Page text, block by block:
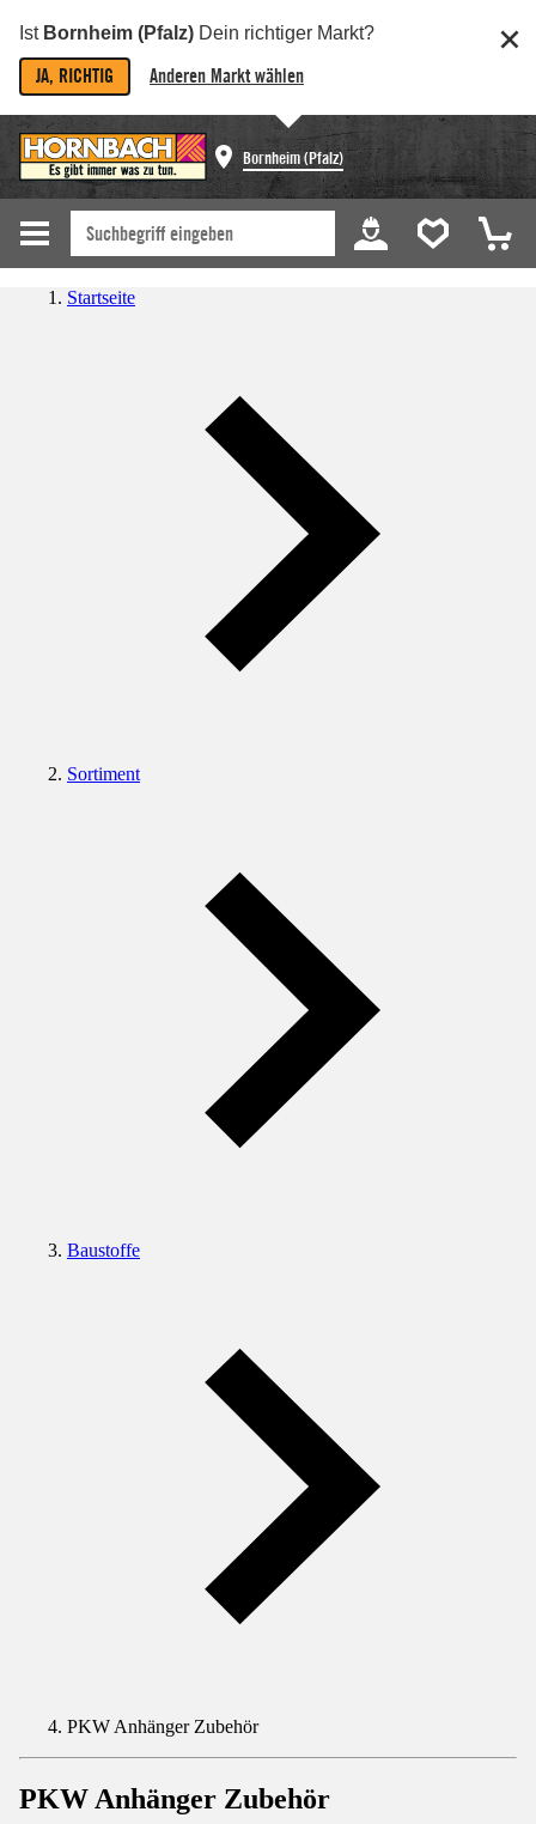
Ist Bornheim (Pfalz) Dein richtiger Markt?
JA, RICHTIG Anderen Markt wählen
Bornheim (Pfalz)
Startseite
Sortiment
Baustoffe
PKW Anhänger Zubehör
PKW Anhänger Zubehör